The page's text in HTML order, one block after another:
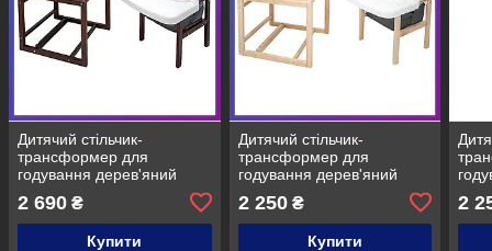
Дитячий стільчик-
трансформер для
годування дерев'яний
тонований сірий графіт
їжачок серця
2 690 ₴
Купити
Дитячий стільчик-
трансформер для
годування дерев'яний
Babyroom Пеппі-230 eko
сірий графіт їжачок серця
2 250₴
Купити
eko
2